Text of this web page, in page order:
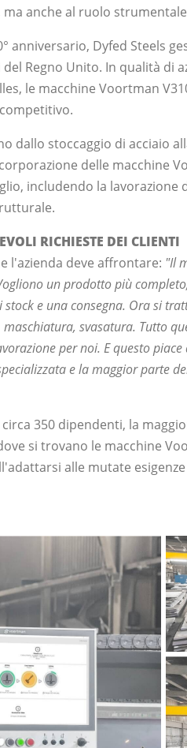
anche al ruolo
anniversario, Dyfed Steels
Regno Unito. In qualità di
le macchine Voortman
dallo stoccaggio di acciaio
delle macchine
includendo la lavorazione
RICHIESTE DEI CLIENTI
l'azienda deve affrontare: "Il
un prodotto più
e una consegna. Ora si
svasatura. Tutto
per noi. E questo
e la maggior parte
350 dipendenti, la
si trovano le macchine
alle mutate